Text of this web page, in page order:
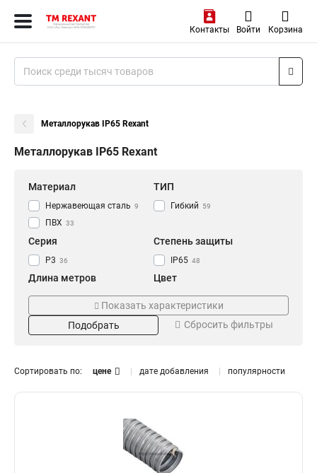
Контакты Войти Корзина
Металлорукав IP65 Rexant
Металлорукав IP65 Rexant
Материал
Нержавеющая сталь 9
ПВХ 33
ТИП
Гибкий 59
Серия
Р3 36
Степень защиты
IP65 48
Длина метров
15 1
20 25
Цвет
Серый 27
Черный 33
Изоляция
Резьба
Показать характеристики
Подобрать
Сбросить фильтры
Сортировать по: цене дате добавления популярности